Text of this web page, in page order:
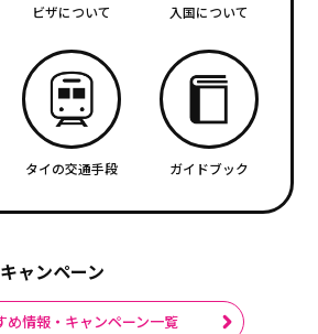
ビザについて 入国について
タイの交通手段 ガイドブック
ャンペーン
め情報・キャンペーン一覧